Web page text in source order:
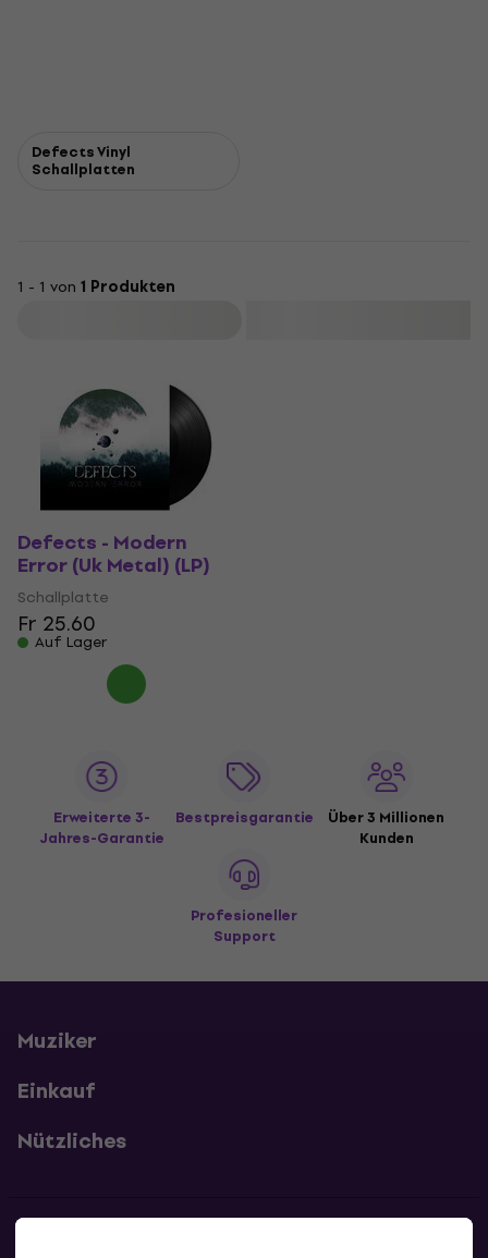
Defects Vinyl
Schallplatten
1 - 1 von 1 Produkten
Defects - Modern
Error (Uk Metal) (LP)
Schallplatte
Fr 25.60
Auf Lager
Erweiterte 3-
Jahres-Garantie
Bestpreisgarantie
Über 3 Millionen
Kunden
Profesioneller
Support
Muziker
Einkauf
Nützliches